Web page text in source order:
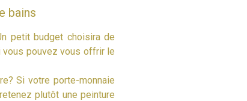
bains
petit budget choisira de
vous pouvez vous offrir le
Si votre porte-monnaie
plutôt une peinture